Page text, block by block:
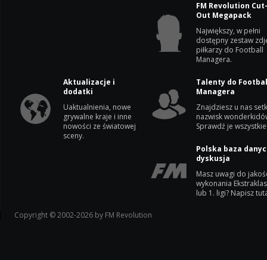
FM Revolution
Out Megapack
Największy, w pełni
dostępny zestaw
piłkarzy do Football
Managera.
Aktualizacje i
dodatki
Uaktualnienia, nowe
grywalne kraje i inne
nowości ze światowej
sceny.
Talenty do
Managera
Znajdziesz u nas
nazwisk
Sprawdź je
Polska baza
dyskusja
Masz uwagi do
wykonania
lub 1. ligi? Napisz
Copyright © 2002-2026 by FM Revolution